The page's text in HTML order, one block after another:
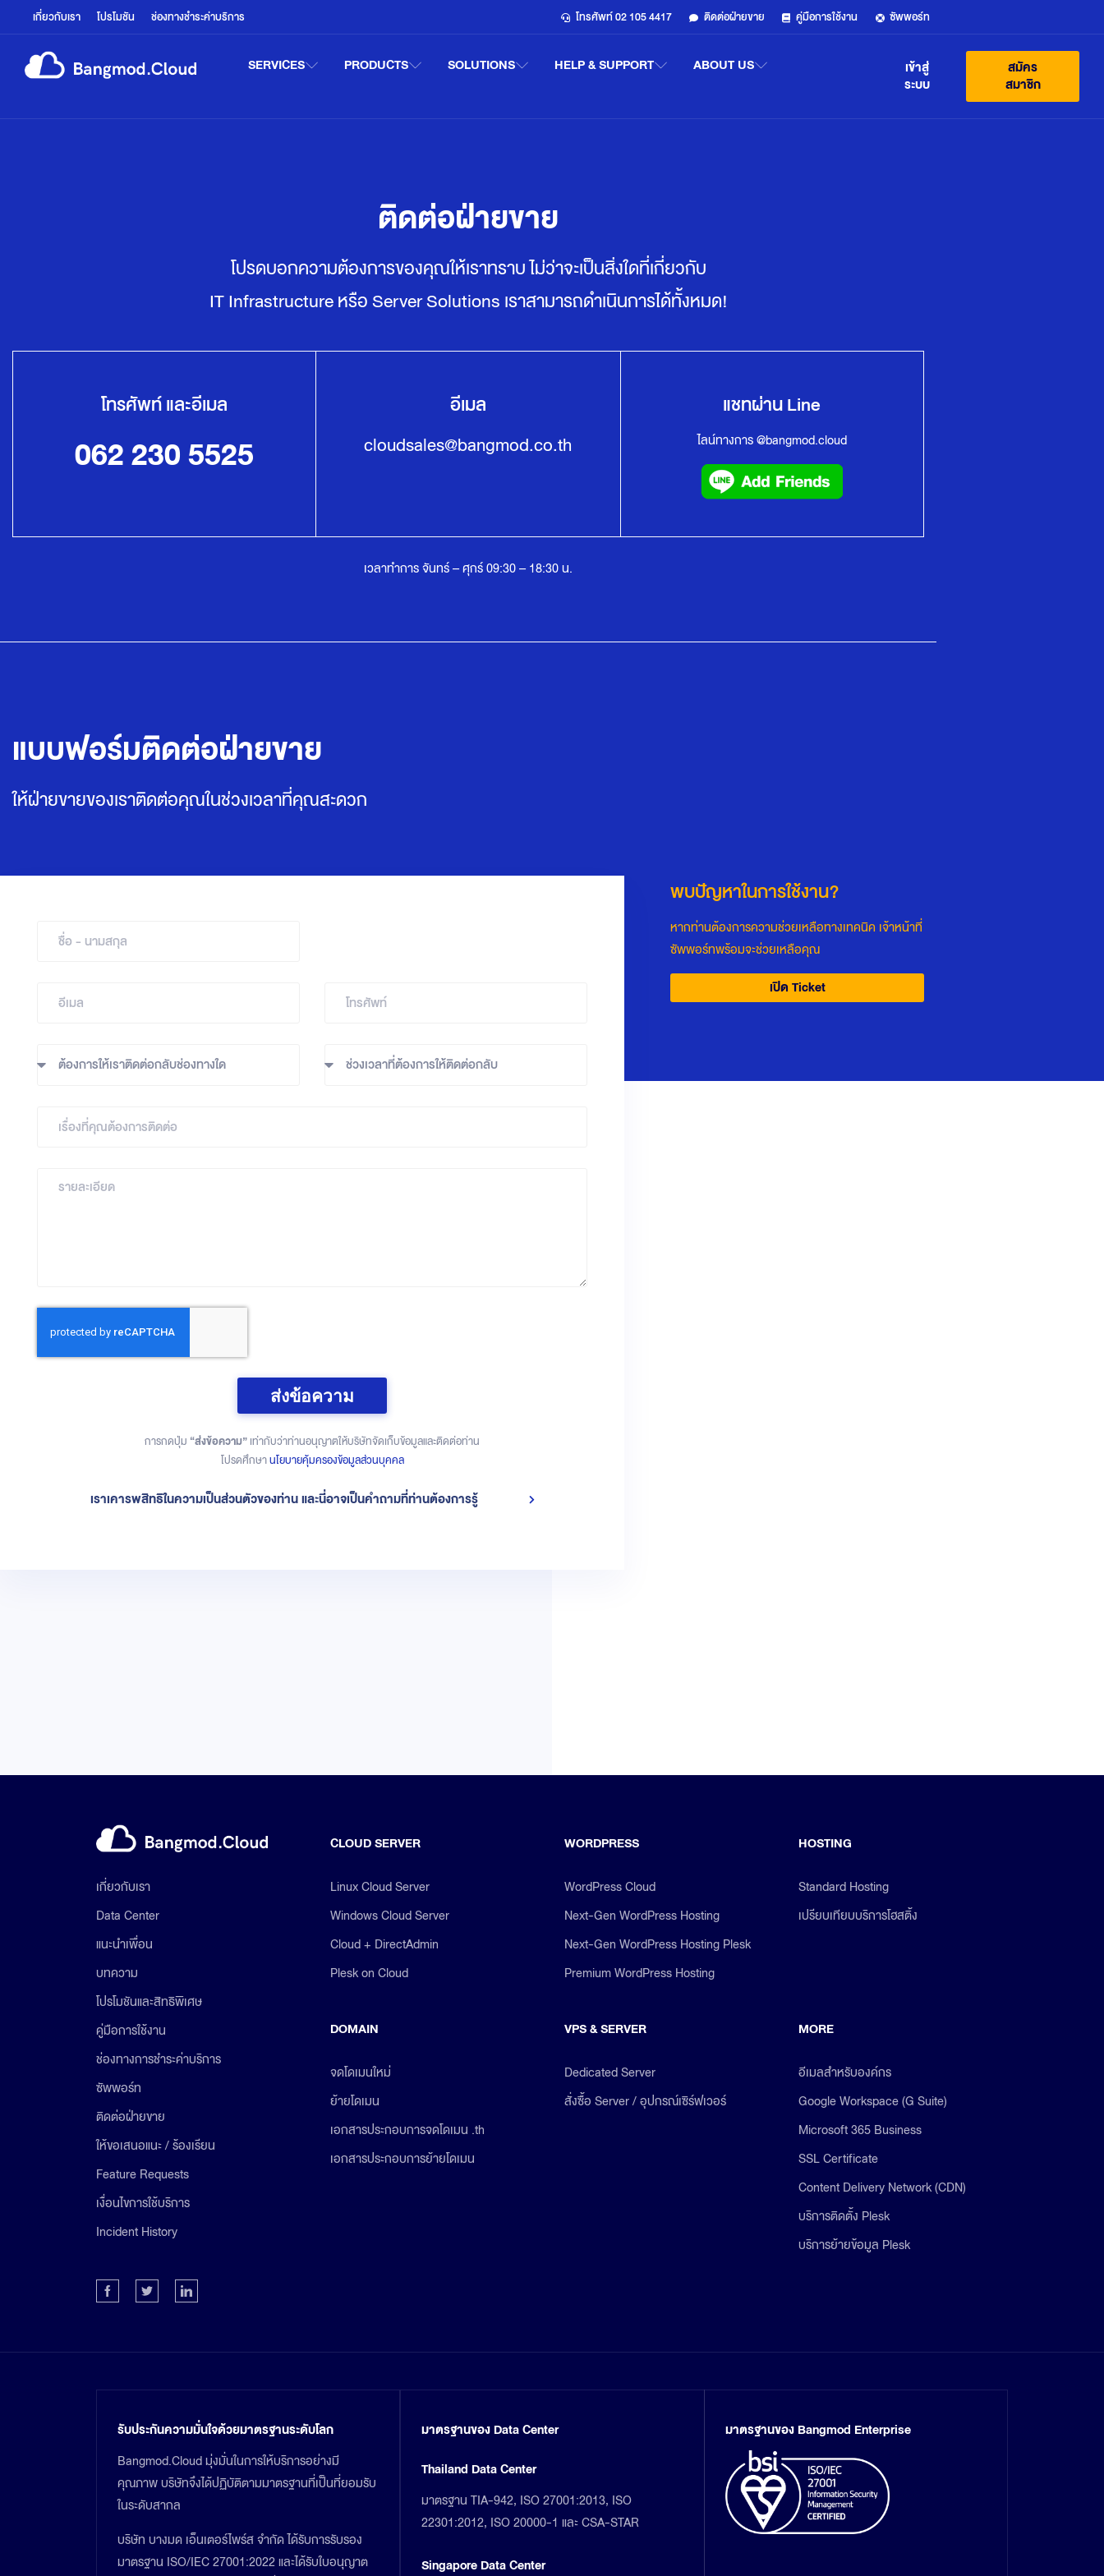
เกี่ยวกับเรา โปรโมชัน ช่องทางชำระค่าบริการ โทรศัพท์ 02 105 4417 ติดต่อฝ่ายขาย คู่มือการใช้งาน ซัพพอร์ท
SERVICES PRODUCTS SOLUTIONS HELP & SUPPORT ABOUT US
เข้าสู่
ระบบ
สมัคร
สมาชิก
ติดต่อฝ่ายขาย
โปรดบอกความต้องการของคุณให้เราทราบ ไม่ว่าจะเป็นสิ่งใดที่เกี่ยวกับ
IT Infrastructure หรือ Server Solutions เราสามารถดำเนินการได้ทั้งหมด!
โทรศัพท์ และอีเมล
062 230 5525
อีเมล
cloudsales@bangmod.co.th
แชทผ่าน Line
ไลน์ทางการ @bangmod.cloud
เวลาทำการ จันทร์ – ศุกร์ 09:30 – 18:30 น.
แบบฟอร์มติดต่อฝ่ายขาย
ให้ฝ่ายขายของเราติดต่อคุณในช่วงเวลาที่คุณสะดวก
ส่งข้อความ
การกดปุ่ม “ส่งข้อความ” เท่ากับว่าท่านอนุญาตให้บริษัทจัดเก็บข้อมูลและติดต่อท่าน
โปรดศึกษานโยบายคุ้มครองข้อมูลส่วนบุคคล
เราเคารพสิทธิในความเป็นส่วนตัวของท่าน และนี่อาจเป็นคำถามที่ท่านต้องการรู้
พบปัญหาในการใช้งาน?
หากท่านต้องการความช่วยเหลือทางเทคนิค เจ้าหน้าที่
ซัพพอร์ทพร้อมจะช่วยเหลือคุณ
เปิด Ticket
เกี่ยวกับเรา
Data Center
แนะนำเพื่อน
บทความ
โปรโมชันและสิทธิพิเศษ
คู่มือการใช้งาน
ช่องทางการชำระค่าบริการ
ซัพพอร์ท
ติดต่อฝ่ายขาย
ให้ขอเสนอแนะ / ร้องเรียน
Feature Requests
เงื่อนไขการใช้บริการ
Incident History
CLOUD SERVER
Linux Cloud Server
Windows Cloud Server
Cloud + DirectAdmin
Plesk on Cloud
WORDPRESS
WordPress Cloud
Next-Gen WordPress Hosting
Next-Gen WordPress Hosting Plesk
Premium WordPress Hosting
HOSTING
Standard Hosting
เปรียบเทียบบริการโฮสติ้ง
DOMAIN
จดโดเมนใหม่
ย้ายโดเมน
เอกสารประกอบการจดโดเมน .th
เอกสารประกอบการย้ายโดเมน
VPS & SERVER
Dedicated Server
สั่งซื้อ Server / อุปกรณ์เซิร์ฟเวอร์
MORE
อีเมลสำหรับองค์กร
Google Workspace (G Suite)
Microsoft 365 Business
SSL Certificate
Content Delivery Network (CDN)
บริการติดตั้ง Plesk
บริการย้ายข้อมูล Plesk
รับประกันความมั่นใจด้วยมาตรฐานระดับโลก
Bangmod.Cloud มุ่งมั่นในการให้บริการอย่างมี
คุณภาพ บริษัทจึงได้ปฏิบัติตามมาตรฐานที่เป็นที่ยอมรับ
ในระดับสากล
บริษัท บางมด เอ็นเตอร์ไพร์ส จำกัด ได้รับการรับรอง
มาตรฐาน ISO/IEC 27001:2022 และได้รับใบอนุญาต
มาตรฐานของ Data Center
Thailand Data Center
มาตรฐาน TIA-942, ISO 27001:2013, ISO
22301:2012, ISO 20000-1 และ CSA-STAR
Singapore Data Center
มาตรฐานของ Bangmod Enterprise